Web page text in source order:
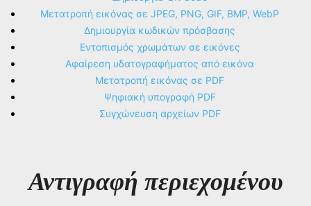
Μετατροπή εικόνας σε JPEG, PNG, GIF, BMP, WebP
Δημιουργία κωδικών πρόσβασης
Εντοπισμός χρωμάτων σε εικόνες
Αφαίρεση υδατογραφήματος από εικόνα
Μετατροπή εικόνας σε PDF
Ψηφιακή υπογραφή PDF
Συγχώνευση αρχείων PDF
Αντιγραφή περιεχομένου